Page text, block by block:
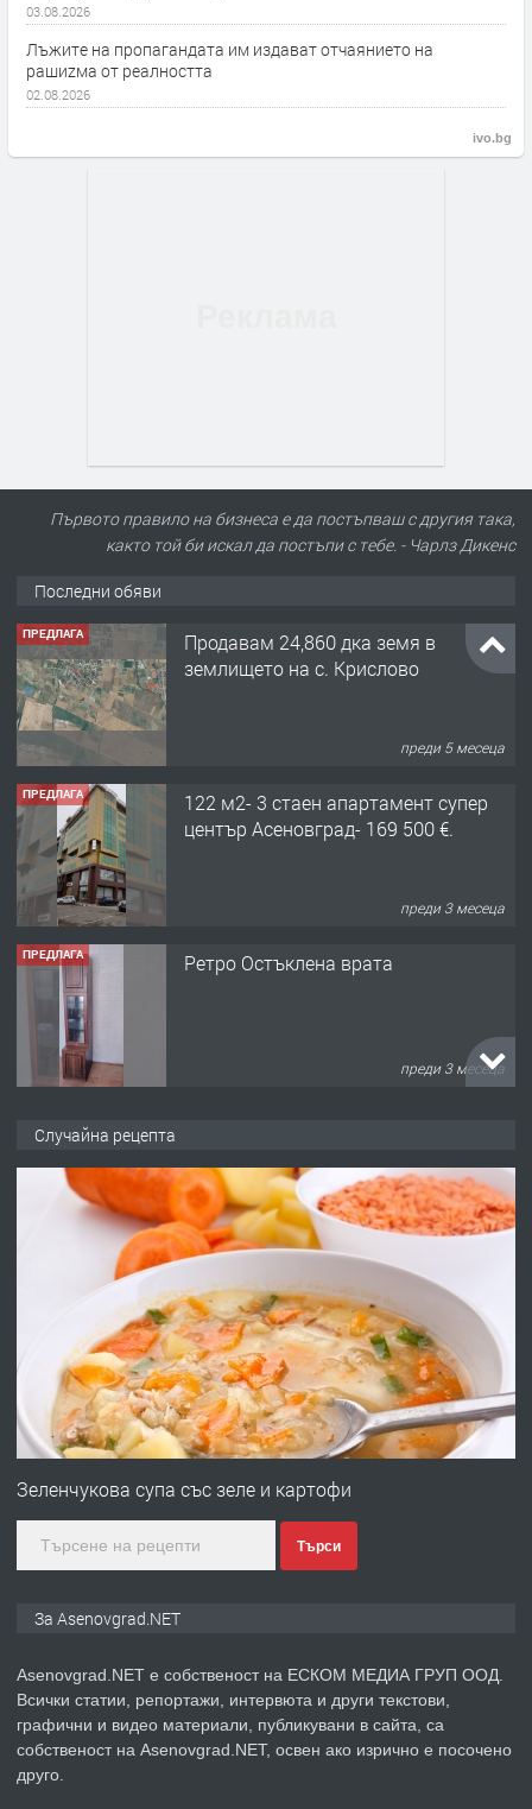
03.08.2026
Лъжите на пропагандата им издават отчаянието на
рашиzма от реалността
02.08.2026
ivo.bg
Първото правило на бизнеса е да постъпваш с другия така,
както той би искал да постъпи с тебе. - Чарлз Дикенс
Последни обяви
ПРЕДЛАГА
Продавам 24,860 дка земя в
землището на с. Крислово
преди 5 месеца
ПРЕДЛАГА
122 м2- 3 стаен апартамент супер
център Асеновград- 169 500 €.
преди 3 месеца
ПРЕДЛАГА Ретро Остъклена врата
преди 3 месеца
преди 10 месеца
Професионална броячна машина -
със сертификат от ЕЦБ
преди 1 година
ПРЕДЛАГА
Професионална зеленчукорезачка
преди 2 години
ПРЕДЛАГА
Давам индивидуалани уроци по
Случайна рецепта
Зеленчукова супа със зеле и картофи
Търси
За Asenovgrad.NET
Asenovgrad.NET е собственост на ЕСКОМ МЕДИА ГРУП ООД.
Всички статии, репортажи, интервюта и други текстови,
графични и видео материали, публикувани в сайта, са
собственост на Asenovgrad.NET, освен ако изрично е посочено
друго.